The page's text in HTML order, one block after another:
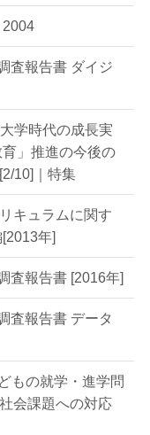
2004
査報告書 ダイジ
学時代の成長実
」推進の今後の
10]｜特集
キュラムに関す
年]
査報告書 [2016年]
査報告書 データ
もの就学・進学問
会課題への対応